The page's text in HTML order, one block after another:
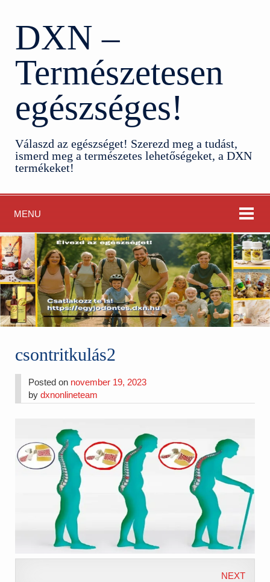
DXN –
Természetesen
egészséges!
Válaszd az egészséget! Szerezd meg a tudást,
ismerd meg a természetes lehetőségeket, a DXN
termékeket!
MENU
csontritkulás2
Posted on november 19, 2023
bydxnonlineteam
NEXT